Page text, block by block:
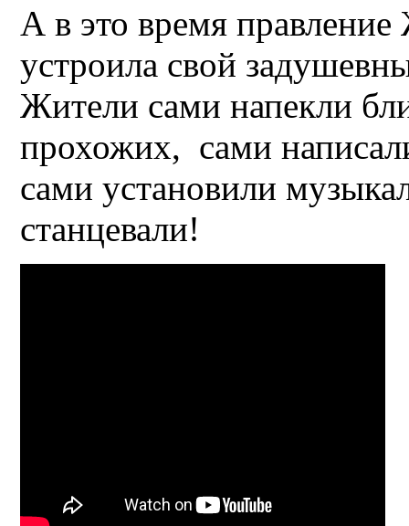
А в это время
устроила свой
Жители сами напекли
прохожих, сами
сами установили
станцевали!